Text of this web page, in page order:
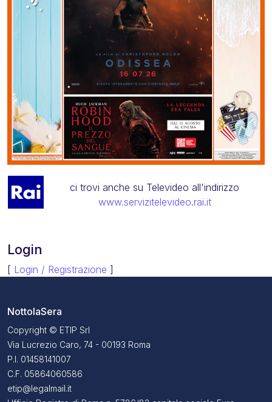
ci trovi anche su Televideo all'indirizzo
www.servizitelevideo.rai.it
Login
[ Login / Registrazione ]
NottolaSera
Copyright © ETIP Srl
Via Lucrezio Caro, 74 - 00193 Roma
P.I. 01458141007
C.F. 05864060586
etip@legalmail.it